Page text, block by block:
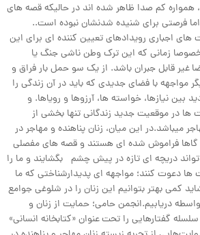
همواره کم صدا ظاهر شده اند در حالیکه قصه های
فرصتی برای شنیده شدنشان نبوده است..
های اجباری رویدادهای تعیین کننده ای برای این
زمانی که این ترک وطن ناشی جنگ یا
غیر قابل جبران باشد. از یک سو حمل بار فراق و
مواجهه با فضای جدیدی که باید در آن زندگی را
بین نیازها، خواسته ها، آرزوها و رویاها. و
ها در موقعیت جدید زندگانی‌ تنها بخشی از
میباشد.در این میان، زنان پناهنده و مهاجر در
گاها فراموش شده ای هستند و قصه های مفصلی
دریچه ای تازه در پیش چشم بگشایند و ما را
ها دعوت کنند؛ مواجهه ای پدیدارشناختی که ما
کمی بهتر بتوانیم این زنان را در شلوغی جوامع
دریابیم.انجمن حامی؛ حمایت از زنان و
گفتارهایی را تحت عنوان «کتابخانه انسانی»